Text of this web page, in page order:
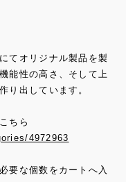
てオリジナル製品を製
能性の高さ、そして上
り出しています。
ちら
4972963
要な個数をカートへ入